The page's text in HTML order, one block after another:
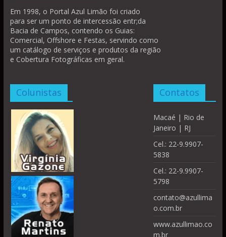
Em 1998, o Portal Azul Limão foi criado
para ser um ponto de intercessão entr;da
Bacia de Campos, contendo os Guias:
Comercial, Offshore e Festas, servindo como
um catálogo de serviços e produtos da região
e Cobertura Fotográficas em geral.
Colunistas Contatos
Macaé | Rio de
Janeiro | RJ
Cel.: 22-9.9907-
5838
Cel.: 22-9.9907-
5798
contato@azullima
o.com.br
www.azullimao.co
m.br